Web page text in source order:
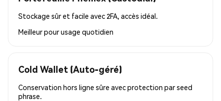
Stockage sûr et facile avec 2FA, accès idéal.
Meilleur pourusage quotidien
Cold Wallet (Auto-géré)
Conservation hors ligne sûre avec protection par seed
phrase.